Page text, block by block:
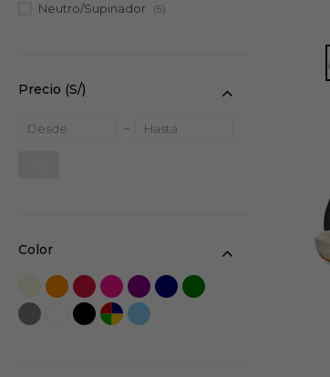
Precio (S/)
Color
Neutro/Supinador (5)